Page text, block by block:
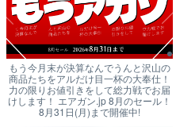
もう今月末が決算なんでうんと沢山の
商品たちをアルだけ目一杯の大奉仕！
力の限りお値引きをして総力戦でお届
けします！ エアガン.jp 8月のセール！
8月31日(月)まで開催中!